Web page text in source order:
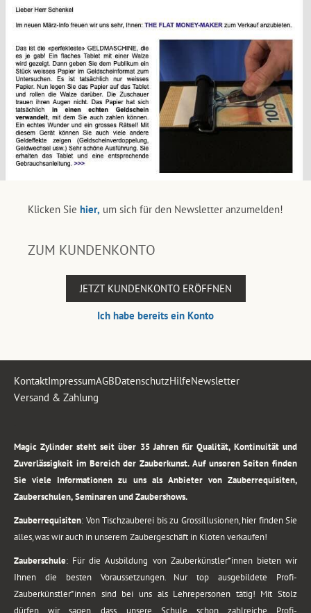
Klicken Sie hier, um sich für den Newsletter anzumelden!
ZUM KUNDENKONTO
JETZT KUNDENKONTO ERÖFFNEN
Ich habe bereits ein Konto
KontaktImpressumAGBDatenschutzHilfeNewsletter
Versand & Zahlung
Magic Zylinder steht seit über 35 Jahren für Qualität, Kontinuität und
Zuverlässigkeit im Bereich der Zauberkunst. Auf unseren Seiten finden
Sie viele Informationen zu uns als Anbieter von Zauberrequisiten,
Zauberschulen, Seminaren und Zaubershows.
Zauberrequisiten: Von Tischzauberei bis zu Grossillusionen, hier finden Sie
alles, was wir auch in unserem Zaubergeschäft in Kloten verkaufen!
Zauberschule: Für die Ausbildung von Zauberkünstler*innen bieten wir
Ihnen die besten Voraussetzungen. Nur top ausgebildete Profi-
Zauberkünstler*innen sind bei uns als Lehrepersonen tätig! Mit Stolz
dürfen wir sagen, dass unsere Schule schon zahlreiche Profi-